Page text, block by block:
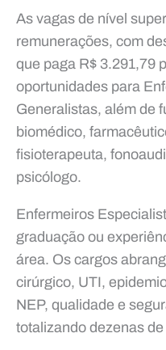
As vagas de nível
remunerações, com
que paga R$ 3.291,79
oportunidades para
Generalistas, além de
biomédico,
fisioterapeuta,
psicólogo.
Enfermeiros
graduação ou
área. Os cargos
cirúrgico, UTI,
NEP, qualidade e
totalizando dezenas